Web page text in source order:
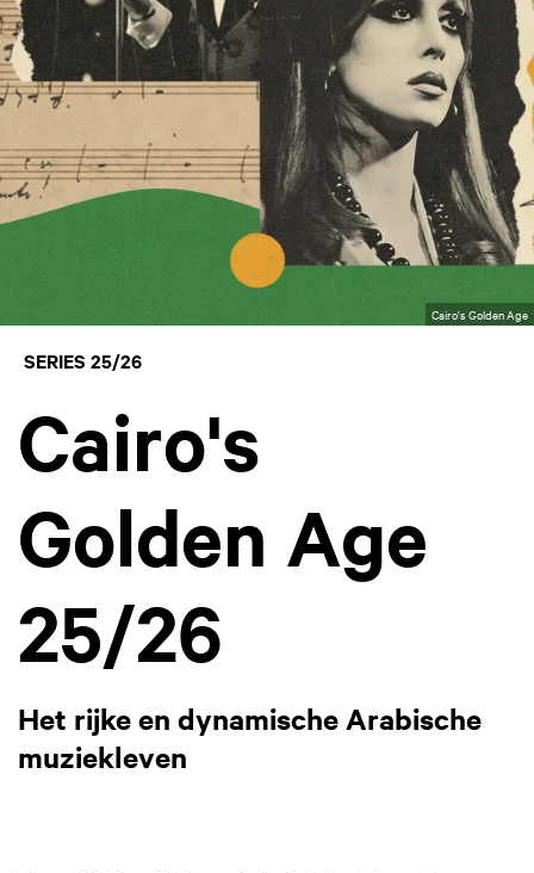
Cairo's Golden Age
SERIES 25/26
Cairo's
Golden Age
25/26
Het rijke en dynamische Arabische
muziekleven